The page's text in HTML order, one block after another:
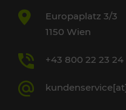
Europaplatz 3/3
1150 Wien
+43 800 22 23 24